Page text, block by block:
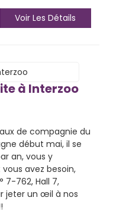
Voir Les Détails
à Interzoo
de compagnie du
début mai, il se
an, vous y
avez besoin,
7-762, Hall 7,
jeter un œil à nos